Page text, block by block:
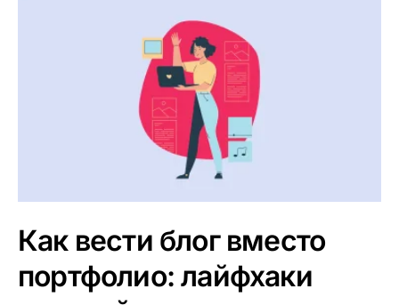
Как вести блог вместо
портфолио: лайфхаки